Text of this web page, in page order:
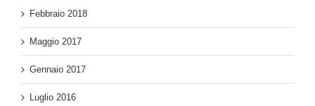
Febbraio 2018
Maggio 2017
Gennaio 2017
Luglio 2016